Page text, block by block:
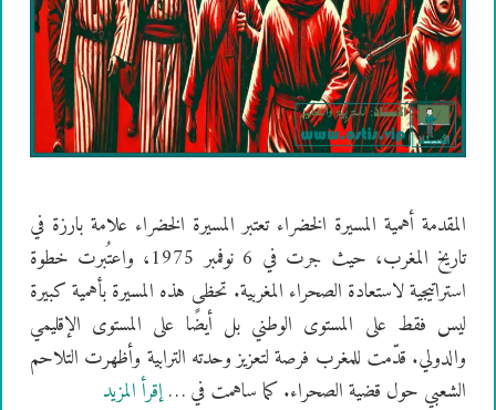
المقدمة أهمية المسيرة الخضراء تعتبر المسيرة الخضراء علامة بارزة في
تاريخ المغرب، حيث جرت في 6 نوفمبر 1975، واعتُبرت خطوة
استراتيجية لاستعادة الصحراء المغربية. تحظى هذه المسيرة بأهمية كبيرة
ليس فقط على المستوى الوطني بل أيضًا على المستوى الإقليمي
والدولي. قدّمت للمغرب فرصة لتعزيز وحدته الترابية وأظهرت التلاحم
الشعبي حول قضية الصحراء. كما ساهمت في …إقرأ المزيد